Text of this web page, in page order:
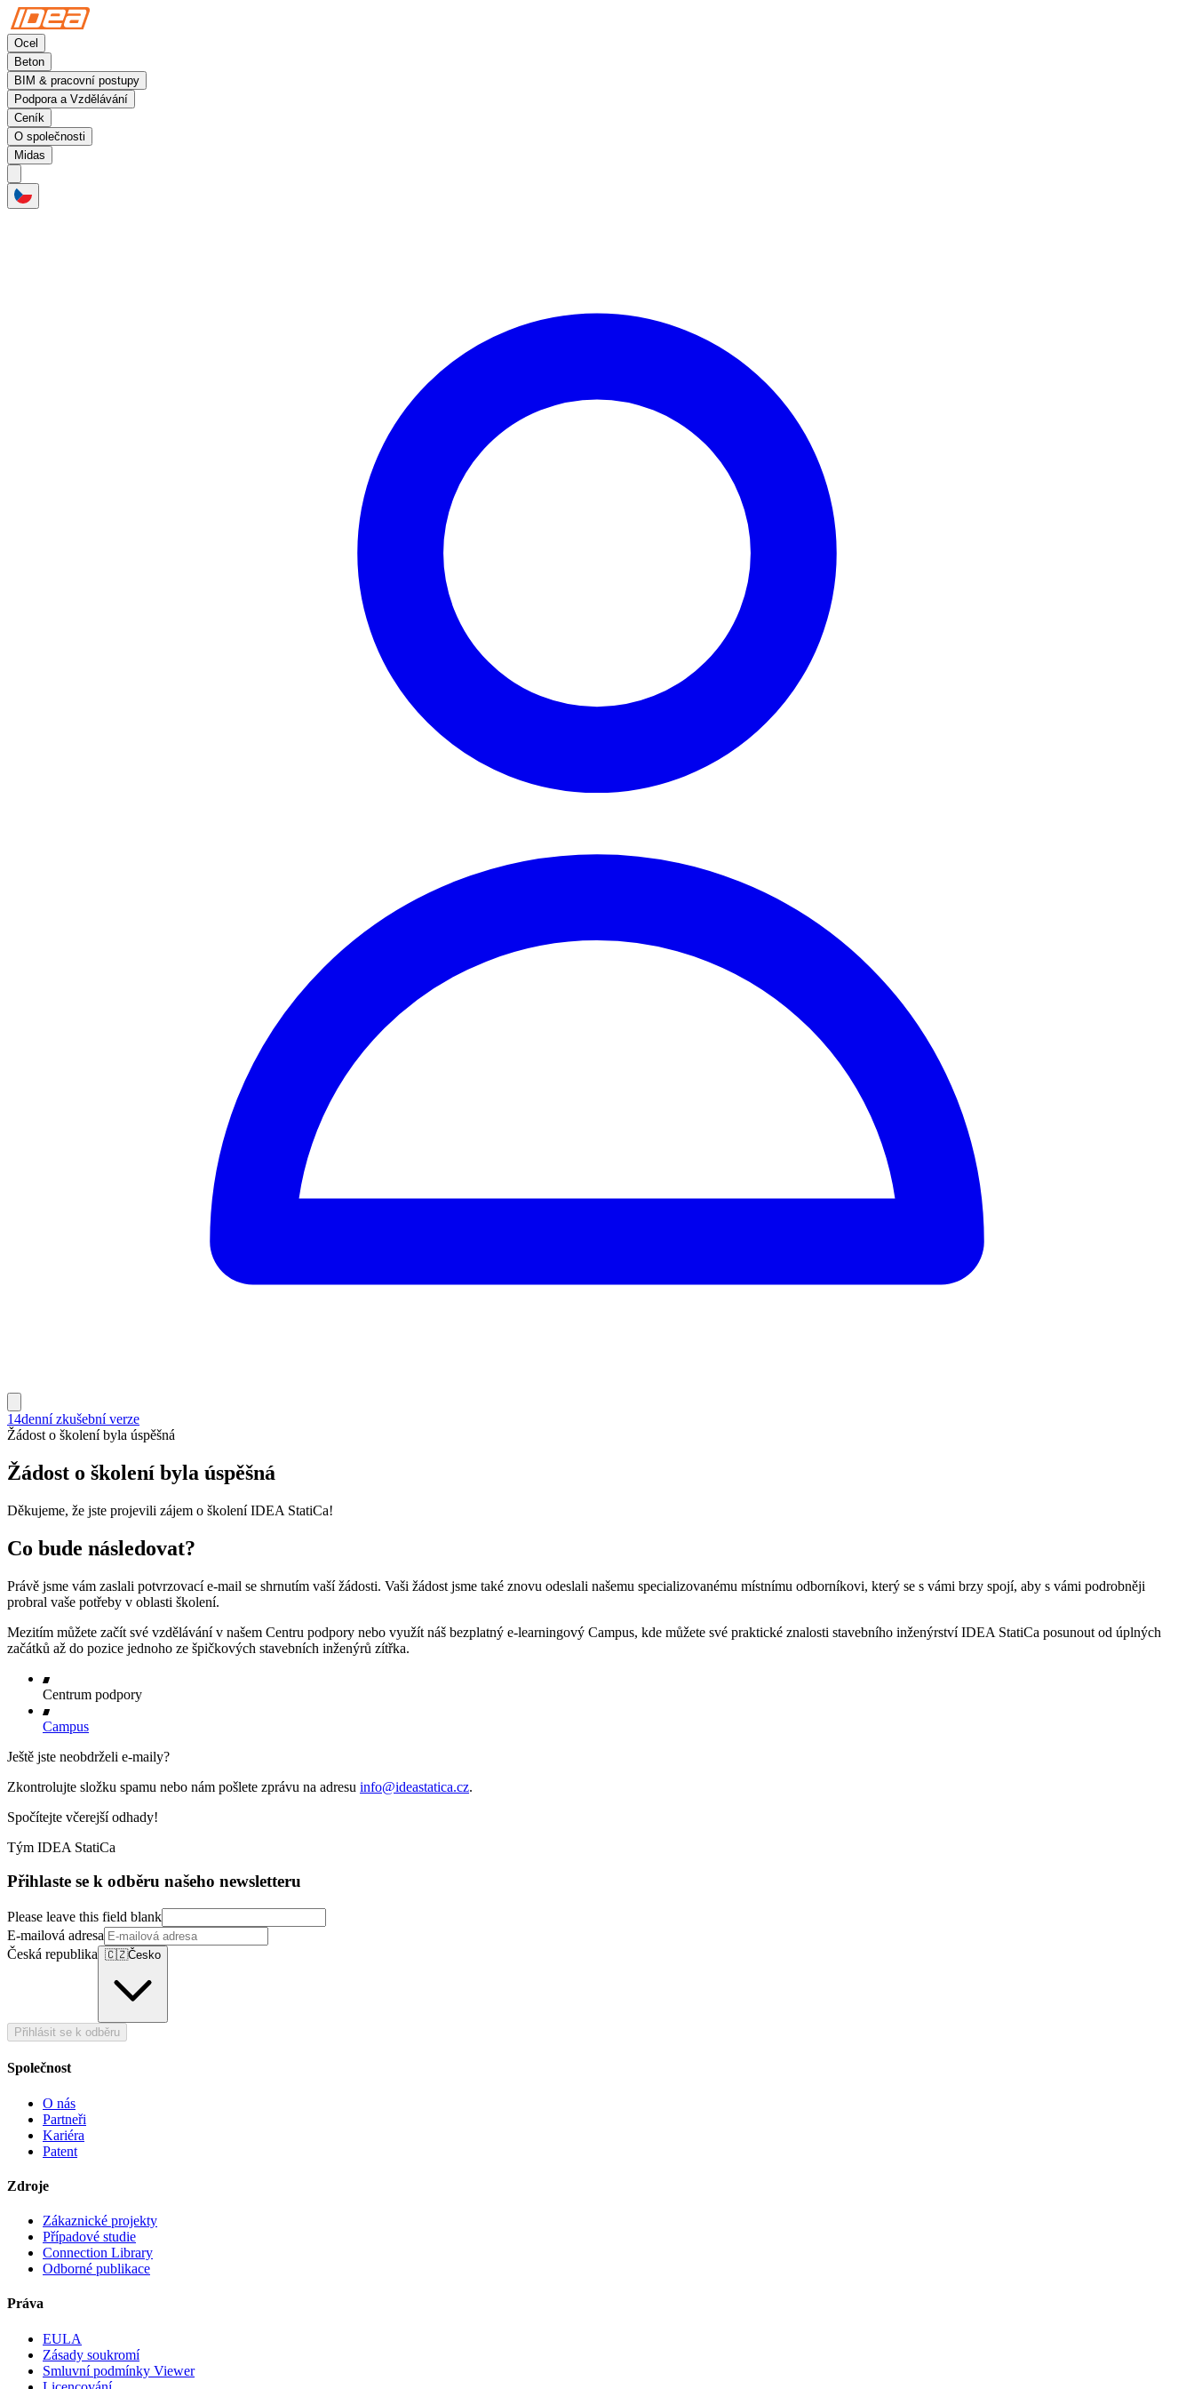
Ocel
Beton
BIM & pracovní postupy
Podpora a Vzdělávání
Ceník
O společnosti
Midas
14denní zkušební verze
Žádost o školení byla úspěšná
Žádost o školení byla úspěšná
Děkujeme, že jste projevili zájem o školení IDEA StatiCa!
Co bude následovat?
Právě jsme vám zaslali potvrzovací e-mail se shrnutím vaší žádosti. Vaši žádost jsme také znovu odeslali našemu specializovanému místnímu odborníkovi, který se s vámi brzy spojí, aby s vámi podrobněji
probral vaše potřeby v oblasti školení.
Mezitím můžete začít své vzdělávání v našem Centru podpory nebo využít náš bezplatný e-learningový Campus, kde můžete své praktické znalosti stavebního inženýrství IDEA StatiCa posunout od úplných
začátků až do pozice jednoho ze špičkových stavebních inženýrů zítřka.
Centrum podpory
Campus
Ještě jste neobdrželi e-maily?
Zkontrolujte složku spamu nebo nám pošlete zprávu na adresu info@ideastatica.cz.
Spočítejte včerejší odhady!
Tým IDEA StatiCa
Přihlaste se k odběru našeho newsletteru
Please leave this field blank
E-mailová adresa
Česká republika 🇨🇿Česko
Přihlásit se k odběru
Společnost
O nás
Partneři
Kariéra
Patent
Zdroje
Zákaznické projekty
Případové studie
Connection Library
Odborné publikace
Práva
EULA
Zásady soukromí
Smluvní podmínky Viewer